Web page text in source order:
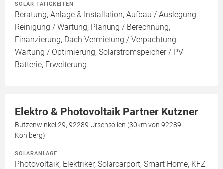
SOLAR TÄTIGKEITEN
Beratung, Anlage & Installation, Aufbau / Auslegung,
Reinigung / Wartung, Planung / Berechnung,
Finanzierung, Dach Vermietung / Verpachtung,
Wartung / Optimierung, Solarstromspeicher / PV
Batterie, Erweiterung
Elektro & Photovoltaik Partner Kutzner
Butzenwinkel 29, 92289 Ursensollen (30km von 92289
Kohlberg)
SOLARANLAGE
Photovoltaik, Elektriker, Solarcarport, Smart Home, KFZ